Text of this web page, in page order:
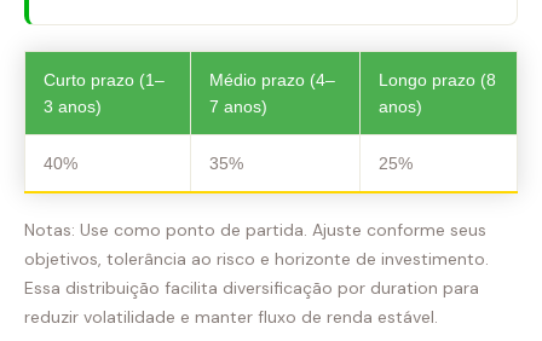
Curto prazo (1–
3 anos)
Médio prazo (4–
7 anos)
Longo prazo (8
anos)
40% 35% 25%
Notas: Use como ponto de partida. Ajuste conforme seus
objetivos, tolerância ao risco e horizonte de investimento.
Essa distribuição facilita diversificação por duration para
reduzir volatilidade e manter fluxo de renda estável.